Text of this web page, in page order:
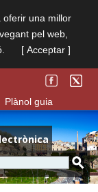
oferir una millor
pel web,
[ Acceptar ]
Plànol guia